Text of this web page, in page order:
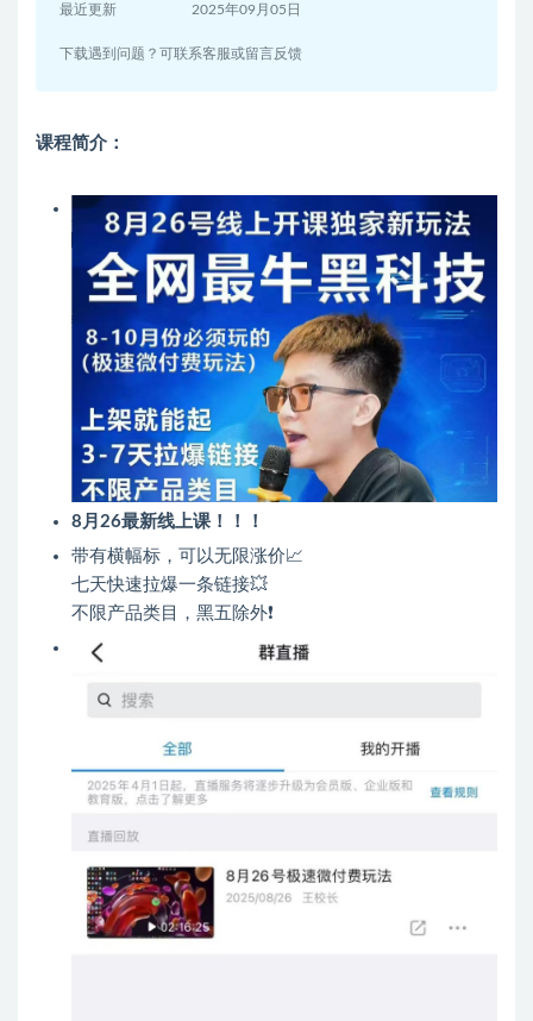
最近更新 2025年09月05日
下载遇到问题？可联系客服或留言反馈
课程简介：
8月26最新线上课！！！
带有横幅标，可以无限涨价📈
七天快速拉爆一条链接💥
不限产品类目，黑五除外❗️